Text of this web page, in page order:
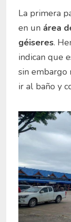
La primera
en un área
géiseres.
indican que
sin embargo
ir al baño y